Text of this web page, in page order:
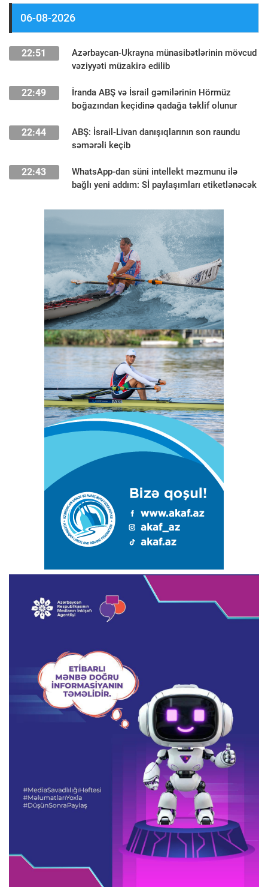
06-08-2026
22:51
Azərbaycan-Ukrayna münasibətlərinin mövcud
vəziyyəti müzakirə edilib
22:49
İranda ABŞ və İsrail gəmilərinin Hörmüz
boğazından keçidinə qadağa təklif olunur
22:44
ABŞ: İsrail-Livan danışıqlarının son raundu
səmərəli keçib
22:43
WhatsApp-dan süni intellekt məzmunu ilə
bağlı yeni addım: Sİ paylaşımları etiketlənəcək